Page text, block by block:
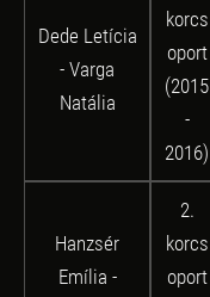
Dede Letícia
- Varga
Natália
korcs
oport
(2015
-
2016)
Hanzsér
Emília -
2.
korcs
oport